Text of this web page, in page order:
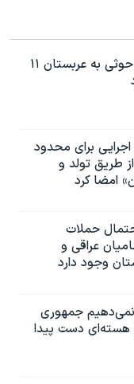
حمله شورشیان حوثی به عربستان ۱۱
برای محدود
طریق تولد و
امضا کرد
حملات
عراقی و
وجود دارد
نمی‌دهیم جمهوری
هسته‌ای دست پیدا